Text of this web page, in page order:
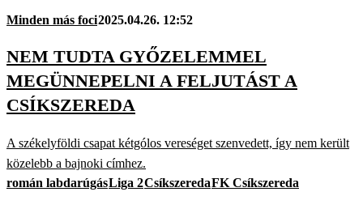
Minden más foci2025.04.26. 12:52
NEM TUDTA GYŐZELEMMEL
MEGÜNNEPELNI A FELJUTÁST A
CSÍKSZEREDA
A székelyföldi csapat kétgólos vereséget szenvedett, így nem került
közelebb a bajnoki címhez.
román labdarúgásLiga 2CsíkszeredaFK Csíkszereda